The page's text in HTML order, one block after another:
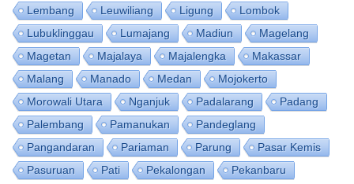
Lembang
Leuwiliang Ligung
Lombok
Lubuklinggau
Lumajang Madiun
Magelang
Magetan
Majalaya Majalengka
Makassar
Malang
Manado Medan
Mojokerto
Morowali Utara
Nganjuk Padalarang
Padang
Palembang
Pamanukan
Pandeglang
Pangandaran
Pariaman Parung
Pasar Kemis
Pasuruan
Pati Pekalongan
Pekanbaru